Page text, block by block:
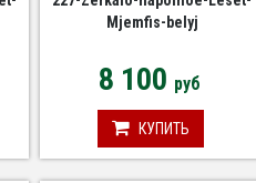
Mjemfis-belyj
8 100 руб
КУПИТЬ